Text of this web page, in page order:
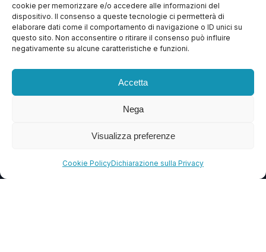
cookie per memorizzare e/o accedere alle informazioni del
dispositivo. Il consenso a queste tecnologie ci permetterà di
elaborare dati come il comportamento di navigazione o ID unici su
questo sito. Non acconsentire o ritirare il consenso può influire
negativamente su alcune caratteristiche e funzioni.
Accetta
Nega
Visualizza preferenze
Cookie PolicyDichiarazione sulla Privacy
Apri Ticket
Contattaci
Blog
FAQ